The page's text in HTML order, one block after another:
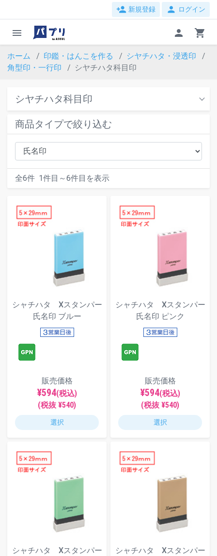
person_add 新規登録 person ログイン
menu person shopping_cart
ホーム 印鑑・はんこを作る
シヤチハタ・浸透印
角型印・一行印
シヤチハタ科目印
シヤチハタ科目印
商品タイプで絞り込む
全6件 1件目～6件目を表示
シャチハタ Xスタンパー
氏名印 ブルー
販売価格
¥594(税込)
(税抜 ¥540)
選択
シャチハタ Xスタンパー
氏名印 ピンク
販売価格
¥594(税込)
(税抜 ¥540)
選択
シャチハタ Xスタンパー
シャチハタ Xスタンパー